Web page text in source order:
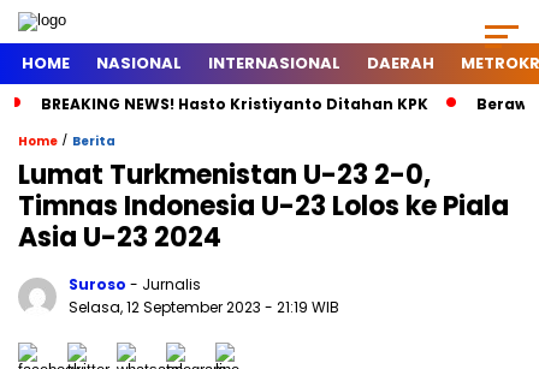
HOME NASIONAL INTERNASIONAL DAERAH
BREAKING NEWS! Hasto Kristiyanto Ditahan KPK
Home / Berita
Lumat Turkmenistan U-23 2-0,
Timnas Indonesia U-23 Lolos ke Piala
Asia U-23 2024
Suroso - Jurnalis
Selasa, 12 September 2023 - 21:19 WIB